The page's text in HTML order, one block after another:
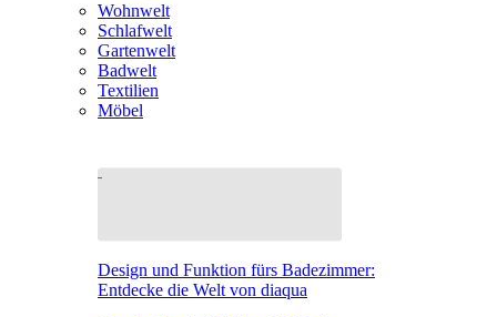
Wohnwelt
Schlafwelt
Gartenwelt
Badwelt
Textilien
Möbel
Design und Funktion fürs Badezimmer:
Entdecke die Welt von diaqua